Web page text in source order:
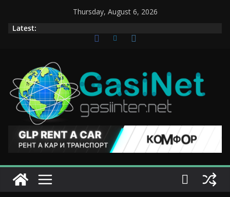
Thursday, August 6, 2026
Latest: